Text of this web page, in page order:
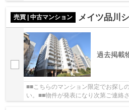
売買 | 中古マンション メイツ品川
過去掲載
■■こちらのマンション限定でお探し
い。■■物件が発表になり次第ご連絡